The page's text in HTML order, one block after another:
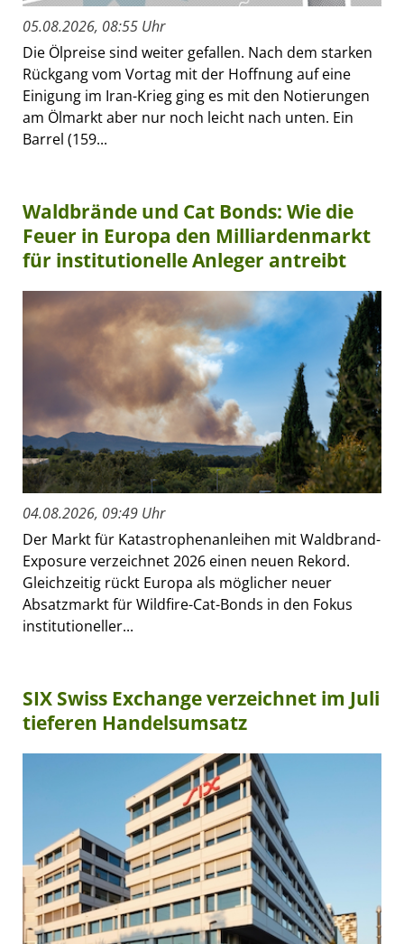
05.08.2026, 08:55 Uhr
Die Ölpreise sind weiter gefallen. Nach dem starken
Rückgang vom Vortag mit der Hoffnung auf eine
Einigung im Iran-Krieg ging es mit den Notierungen
am Ölmarkt aber nur noch leicht nach unten. Ein
Barrel (159...
Waldbrände und Cat Bonds: Wie die
Feuer in Europa den Milliardenmarkt
für institutionelle Anleger antreibt
04.08.2026, 09:49 Uhr
Der Markt für Katastrophenanleihen mit Waldbrand-
Exposure verzeichnet 2026 einen neuen Rekord.
Gleichzeitig rückt Europa als möglicher neuer
Absatzmarkt für Wildfire-Cat-Bonds in den Fokus
institutioneller...
SIX Swiss Exchange verzeichnet im Juli
tieferen Handelsumsatz